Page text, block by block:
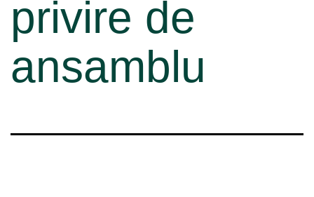
privire de
ansamblu